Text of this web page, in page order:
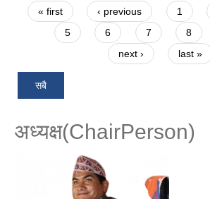
Pages
« first ‹ previous 1
5
6 7 8
next ›
last »
सबै
अध्यक्ष(ChairPerson)